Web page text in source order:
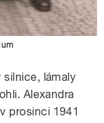
silnice, lámaly
Alexandra
prosinci 1941